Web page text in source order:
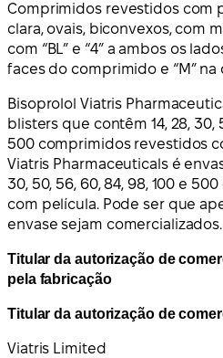
Comprimidos revestidos com
clara, ovais, biconvexos, com
com “BL” e “4” a ambos os
faces do comprimido e “M” na
Bisoprolol Viatris
blisters que contêm 14, 28, 30,
500 comprimidos revestidos
Viatris Pharmaceuticals é
30, 50, 56, 60, 84, 98, 100 e
com película. Pode ser que
envase sejam comercializados.
Titular da autorização de
pela fabricação
Titular da autorização de
Viatris Limited